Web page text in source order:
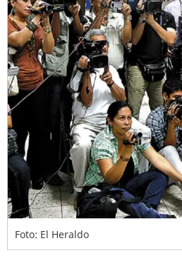
Foto: El Heraldo